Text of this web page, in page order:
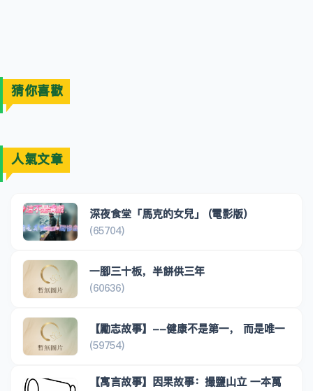
猜你喜歡
人氣文章
深夜食堂「馬克的女兒」 (電影版)
(65704)
一腳三十板，半餅供三年
(60636)
【勵志故事】--健康不是第一， 而是唯一
(59754)
【寓言故事】因果故事：撮鹽山立 一本萬